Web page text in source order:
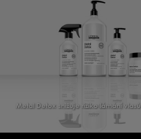
Metal Detox snižuje riziko lámání vlasů